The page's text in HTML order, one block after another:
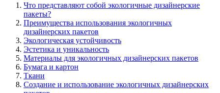
Что представляют собой экологичные дизайнерские
пакеты?
Преимущества использования экологичных
дизайнерских пакетов
Экологическая устойчивость
Эстетика и уникальность
Материалы для экологичных дизайнерских пакетов
Бумага и картон
Ткани
Создание и использование экологичных дизайнерских